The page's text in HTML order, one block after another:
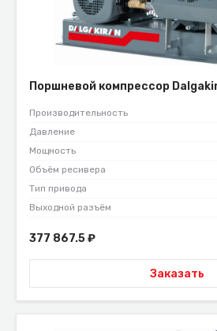
Поршневой компрессор
Производительность
Давление
Мощность
Объём ресивера
Тип привода
Выходной разъём
377 867.5₽
Заказать